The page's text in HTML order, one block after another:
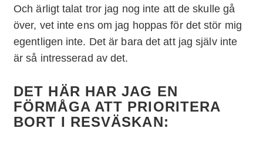
Och ärligt talat tror jag nog inte att de skulle gå
över, vet inte ens om jag hoppas för det stör mig
egentligen inte. Det är bara det att jag själv inte
är så intresserad av det.
DET HÄR HAR JAG EN
FÖRMÅGA ATT PRIORITERA
BORT I RESVÄSKAN: